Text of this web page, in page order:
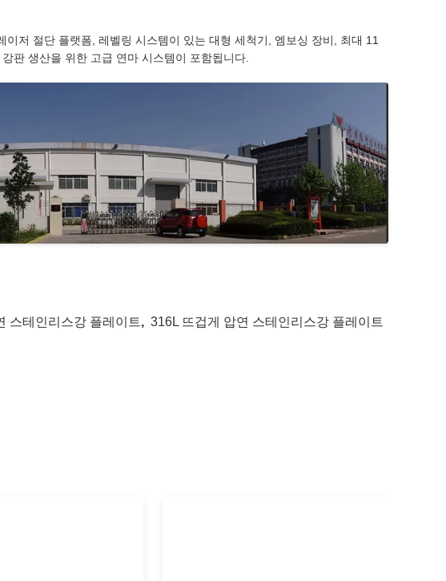
저 절단 플랫폼, 레벨링 시스템이 있는 대형 세척기, 엠보싱 장비, 최대 11
판 생산을 위한 고급 연마 시스템이 포함됩니다.
스테인리스강 플레이트, 316L 뜨겁게 압연 스테인리스강 플레이트